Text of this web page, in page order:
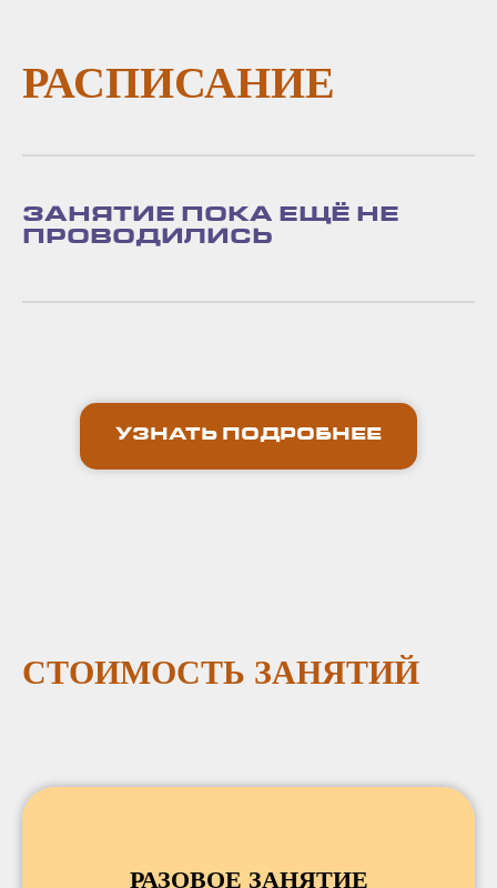
РАСПИСАНИЕ
ЗАНЯТИЕ ПОКА ЕЩЁ НЕ
ПРОВОДИЛИСЬ
УЗНАТЬ ПОДРОБНЕЕ
СТОИМОСТЬ ЗАНЯТИЙ
РАЗОВОЕ ЗАНЯТИЕ